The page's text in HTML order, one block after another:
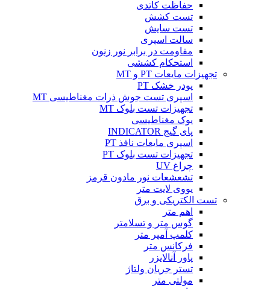
حفاظت کاتدی
تست کشش
تست سایش
سالت اسپری
مقاومت در برابر نور زنون
استحکام کششی
تجهیزات مایعات PT و MT
پودر خشک PT
اسپری تست جوش ذرات مغناطیسی MT
تجهیزات تست بلوک MT
یوک مغناطیسی
پای گیج INDICATOR
اسپری مایعات نافذ PT
تجهیزات تست بلوک PT
چراغ UV
تشعشعات نور مادون قرمز
یووی لایت متر
تست الکتریکی و برق
اهم متر
گوس متر و تسلامتر
کلمپ آمپر متر
فرکانس متر
پاور آنالایزر
تستر جریان ولتاژ
مولتی متر